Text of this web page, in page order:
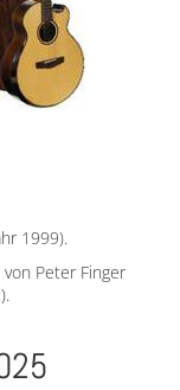
1999).
Peter Finger